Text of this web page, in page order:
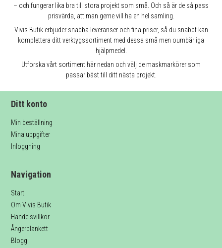
– och fungerar lika bra till stora projekt som små. Och så är de så pass
prisvärda, att man gerne vill ha en hel samling.
Vivis Butik erbjuder snabba leveranser och fina priser, så du snabbt kan
komplettera ditt verktygssortiment med dessa små men oumbärliga
hjälpmedel.
Utforska vårt sortiment här nedan och välj de maskmarkörer som
passar bäst till ditt nästa projekt.
Ditt konto
Min beställning
Mina uppgifter
Inloggning
Navigation
Start
Om Vivis Butik
Handelsvillkor
Ångerblankett
Blogg